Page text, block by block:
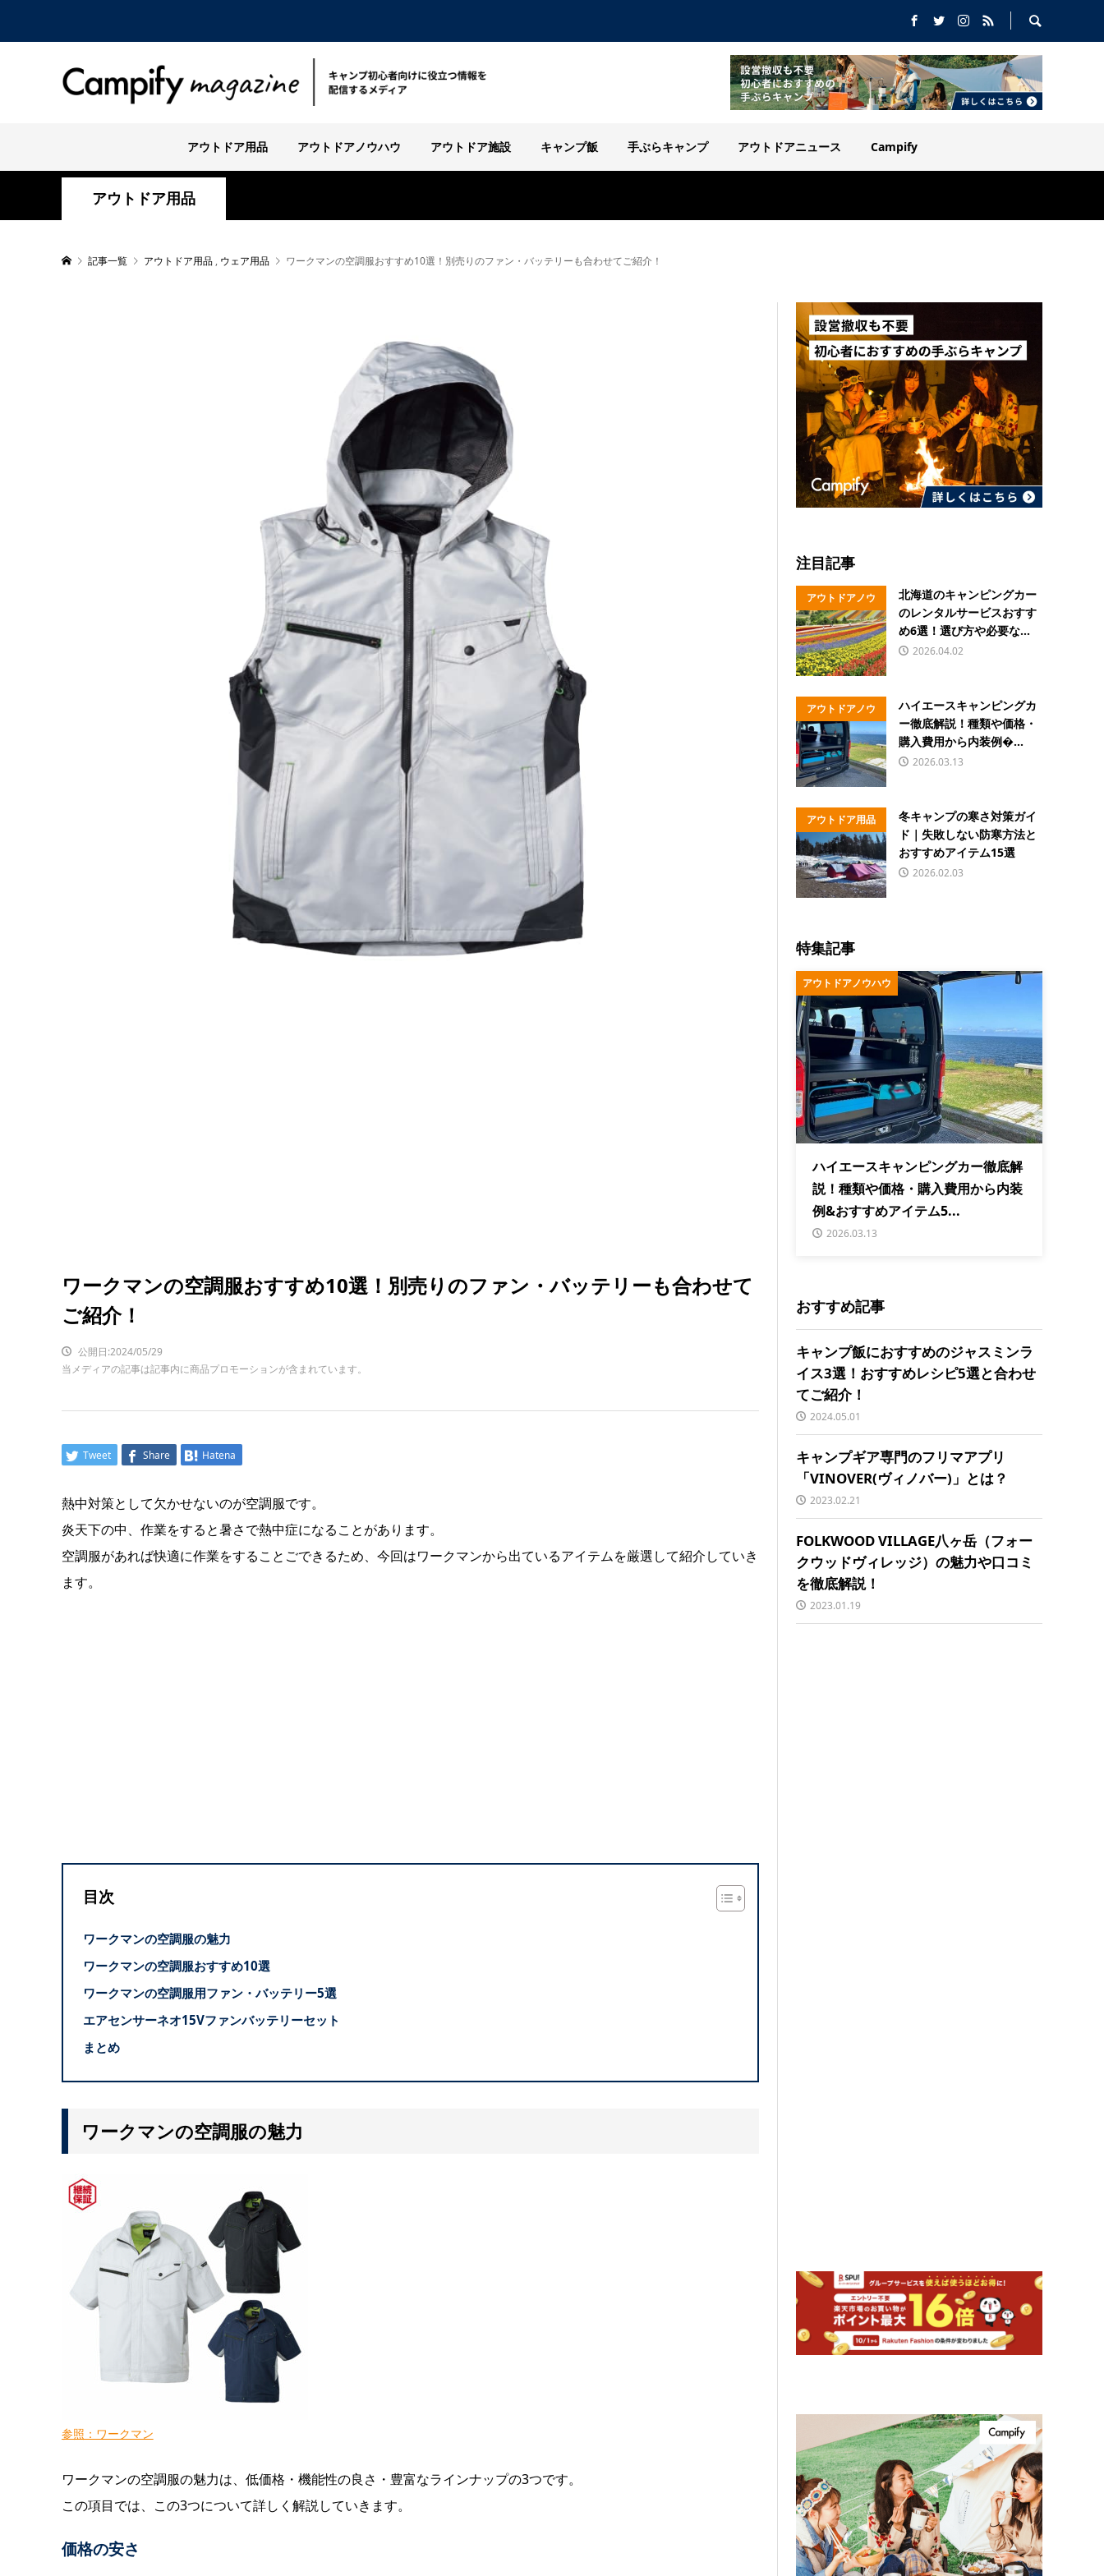
アウトドア用品 アウトドアノウハウ アウトドア施設 キャンプ飯 手ぶらキャンプ アウトドアニュース Campify
アウトドア用品
記事一覧 アウトドア用品 , ウェア用品 ワークマンの空調服おすすめ10選！別売りのファン・バッテリーも合わせてご紹介！
ワークマンの空調服おすすめ10選！別売りのファン・バッテリーも合わせて
ご紹介！
公開日:2024/05/29
当メディアの記事は記事内に商品プロモーションが含まれています。
Tweet Share Hatena
熱中対策として欠かせないのが空調服です。
炎天下の中、作業をすると暑さで熱中症になることがあります。
空調服があれば快適に作業をすることごできるため、今回はワークマンから出ているアイテムを厳選して紹介していき
ます。
目次
ワークマンの空調服の魅力
ワークマンの空調服おすすめ10選
ワークマンの空調服用ファン・バッテリー5選
エアセンサーネオ15Vファンバッテリーセット
まとめ
ワークマンの空調服の魅力
参照：ワークマン
ワークマンの空調服の魅力は、低価格・機能性の良さ・豊富なラインナップの3つです。
この項目では、この3つについて詳しく解説していきます。
価格の安さ
注目記事
アウトドアノウ
ハウ
北海道のキャンピングカー
のレンタルサービスおすす
め6選！選び方や必要な...
2026.04.02
アウトドアノウ
ハウ
ハイエースキャンピングカ
ー徹底解説！種類や価格・
購入費用から内装例�...
2026.03.13
アウトドア用品
冬キャンプの寒さ対策ガイ
ド｜失敗しない防寒方法と
おすすめアイテム15選
2026.02.03
特集記事
アウトドアノウハウ
ハイエースキャンピングカー徹底解
説！種類や価格・購入費用から内装
例&おすすめアイテム5...
2026.03.13
おすすめ記事
キャンプ飯におすすめのジャスミンラ
イス3選！おすすめレシピ5選と合わせ
てご紹介！
2024.05.01
キャンプギア専門のフリマアプリ
「VINOVER(ヴィノバー)」とは？
2023.02.21
FOLKWOOD VILLAGE八ヶ岳（フォー
クウッドヴィレッジ）の魅力や口コミ
を徹底解説！
2023.01.19